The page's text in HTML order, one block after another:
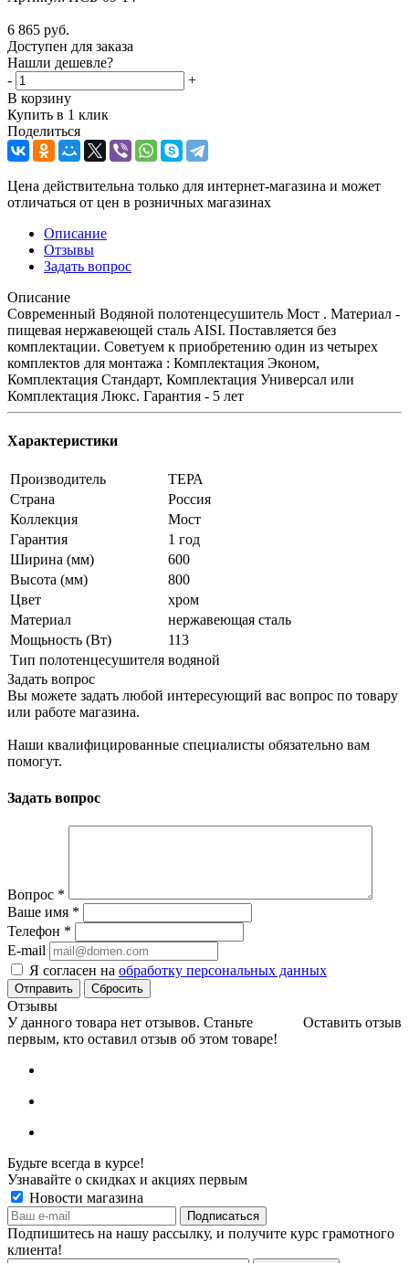
6 865 руб.
Доступен для заказа
Нашли дешевле?
-
+
В корзину
Купить в 1 клик
Поделиться
Цена действительна только для интернет-магазина и может
отличаться от цен в розничных магазинах
Описание
Отзывы
Задать вопрос
Описание
Современный Водяной полотенцесушитель Мост . Материал -
пищевая нержавеющей сталь AISI. Поставляется без
комплектации. Советуем к приобретению один из четырех
комплектов для монтажа : Комплектация Эконом,
Комплектация Стандарт, Комплектация Универсал или
Комплектация Люкс. Гарантия - 5 лет
Характеристики
Производитель
ТЕРА
Страна
Россия
Коллекция
Мост
Гарантия
1 год
Ширина (мм)
600
Высота (мм)
800
Цвет
хром
Материал
нержавеющая сталь
Мощьность (Вт)
113
Тип полотенцесушителя водяной
Задать вопрос
Вы можете задать любой интересующий вас вопрос по товару
или работе магазина.
Наши квалифицированные специалисты обязательно вам
помогут.
Задать вопрос
Вопрос *
Ваше имя *
Телефон *
E-mail
Я согласен на обработку персональных данных
Сбросить
Отзывы
Оставить отзыв
У данного товара нет отзывов. Станьте
первым, кто оставил отзыв об этом товаре!
Будьте всегда в курсе!
Узнавайте о скидках и акциях первым
Новости магазина
Подпишитесь на нашу рассылку, и получите курс грамотного
клиента!